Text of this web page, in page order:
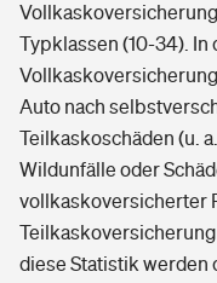
Typklassen (10-34). In
Auto nach
Teilkaskoschäden (u.
Wildunfälle oder
vollkaskoversicherter
diese Statistik werden